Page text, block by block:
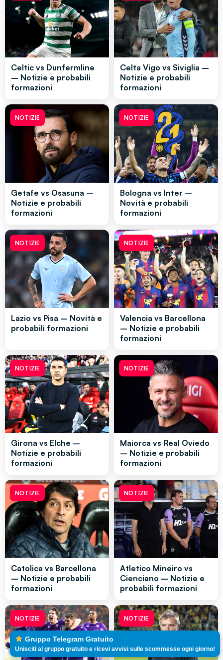
Celtic vs Dunfermline
– Notizie e probabili
formazioni
Celta Vigo vs Siviglia –
Notizie e probabili
formazioni
NOTIZIE
Getafe vs Osasuna –
Notizie e probabili
formazioni
NOTIZIE
Bologna vs Inter –
Novità e probabili
formazioni
NOTIZIE
Lazio vs Pisa – Novità e
probabili formazioni
NOTIZIE
Valencia vs Barcellona
– Notizie e probabili
formazioni
NOTIZIE
Girona vs Elche –
Notizie e probabili
formazioni
NOTIZIE
Maiorca vs Real Oviedo
– Notizie e probabili
formazioni
NOTIZIE
Catolica vs Barcellona
– Notizie e probabili
formazioni
NOTIZIE
Atletico Mineiro vs
Cienciano – Notizie e
probabili formazioni
NOTIZIE NOTIZIE
Gruppo Telegram Gratuito
Unisciti al gruppo gratuito e ricevi avvisi sulle scommesse ogni giorno!